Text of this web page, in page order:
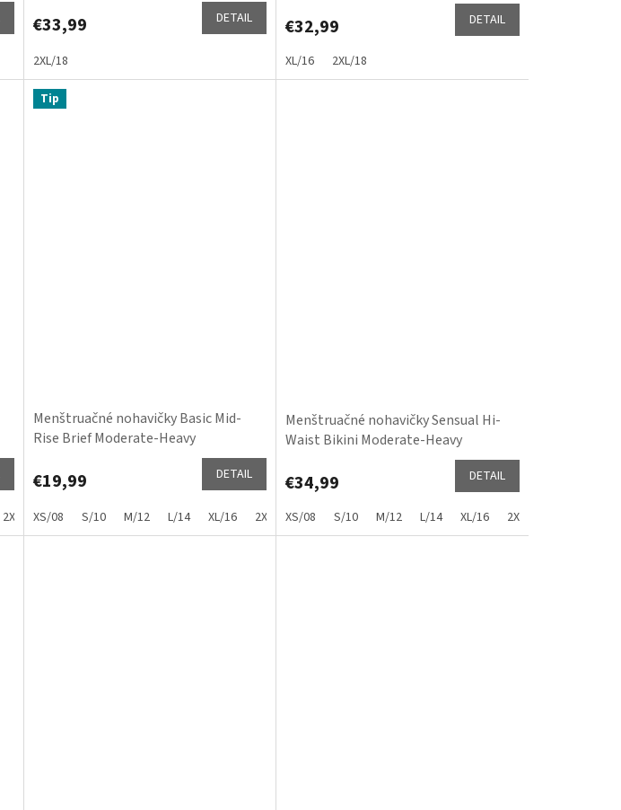
€33,99 DETAIL
2XL/18
€32,99 DETAIL
XL/16 2XL/18
2XL/18
Tip
Menštruačné nohavičky Basic Mid-
Rise Brief Moderate-Heavy
€19,99 DETAIL
XS/08 S/10 M/12 L/14 XL/16 2XL/18 3XL/20
Menštruačné nohavičky Sensual Hi-
Waist Bikini Moderate-Heavy
€34,99 DETAIL
XS/08 S/10 M/12 L/14 XL/16 2XL/18